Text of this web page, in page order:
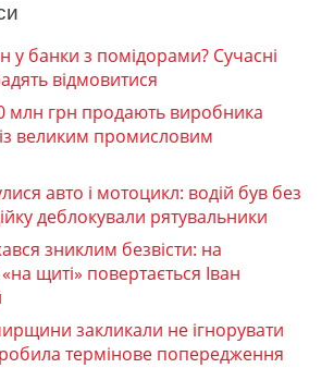
у банки з помідорами? Сучасні
відмовитися
млн грн продають виробника
великим промисловим
авто і мотоцикл: водій був без
деблокували рятувальники
зниклим безвісти: на
щиті» повертається Іван
закликали не ігнорувати
термінове попередження